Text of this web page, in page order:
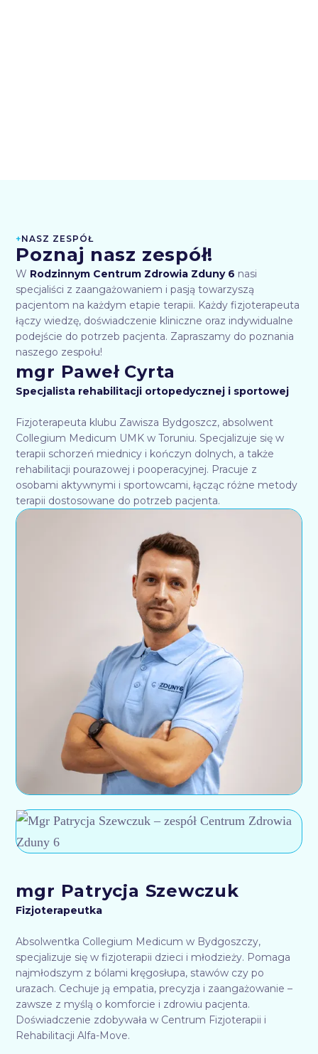
+NASZ ZESPÓŁ
Poznaj nasz zespół!
W Rodzinnym Centrum Zdrowia Zduny 6 nasi
specjaliści z zaangażowaniem i pasją towarzyszą
pacjentom na każdym etapie terapii. Każdy fizjoterapeuta
łączy wiedzę, doświadczenie kliniczne oraz indywidualne
podejście do potrzeb pacjenta. Zapraszamy do poznania
naszego zespołu!
mgr Paweł Cyrta
Specjalista rehabilitacji ortopedycznej i sportowej
Fizjoterapeuta klubu Zawisza Bydgoszcz, absolwent
Collegium Medicum UMK w Toruniu. Specjalizuje się w
terapii schorzeń miednicy i kończyn dolnych, a także
rehabilitacji pourazowej i pooperacyjnej. Pracuje z
osobami aktywnymi i sportowcami, łącząc różne metody
terapii dostosowane do potrzeb pacjenta.
mgr Patrycja Szewczuk
Fizjoterapeutka
Absolwentka Collegium Medicum w Bydgoszczy,
specjalizuje się w fizjoterapii dzieci i młodzieży. Pomaga
najmłodszym z bólami kręgosłupa, stawów czy po
urazach. Cechuje ją empatia, precyzja i zaangażowanie –
zawsze z myślą o komforcie i zdrowiu pacjenta.
Doświadczenie zdobywała w Centrum Fizjoterapii i
Rehabilitacji Alfa-Move.